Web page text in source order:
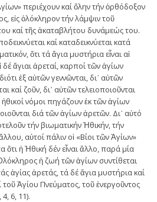
περιέχουν καί ὅλην τήν ὀρθόδοξον
εἰς ὁλόκληρον τήν λάμψιν τοῦ
καί τῆς ἀκαταβλήτου δυνάμεώς του.
καί καταδεικνύεται κατά
ὅτι τά ἅγια μυστήρια εἶναι αἱ
ἅγιαι ἀρεταί, καρποί τῶν ἁγίων
ἐξ αὐτῶν γεννῶνται, δι᾽ αὐτῶν
καί ζοῦν, δι᾽ αὐτῶν τελειοποιοῦνται
ἠθικοί νόμοι πηγάζουν ἐκ τῶν ἁγίων
διά τῶν ἁγίων ἀρετῶν. Δι᾽ αὐτό
τήν βιωματικήν Ἠθικήν, τήν
αὐτοί πάλιν οἱ «Βίοι τῶν Ἁγίων»
ἡ Ἠθική δέν εἶναι ἄλλο, παρά μία
ἡ ζωή τῶν ἁγίων συντίθεται
ἁγίας ἀρετάς, τά δέ ἅγια μυστήρια καί
τοῦ Ἁγίου Πνεύματος, τοῦ ἐνεργοῦντος
6, 11).